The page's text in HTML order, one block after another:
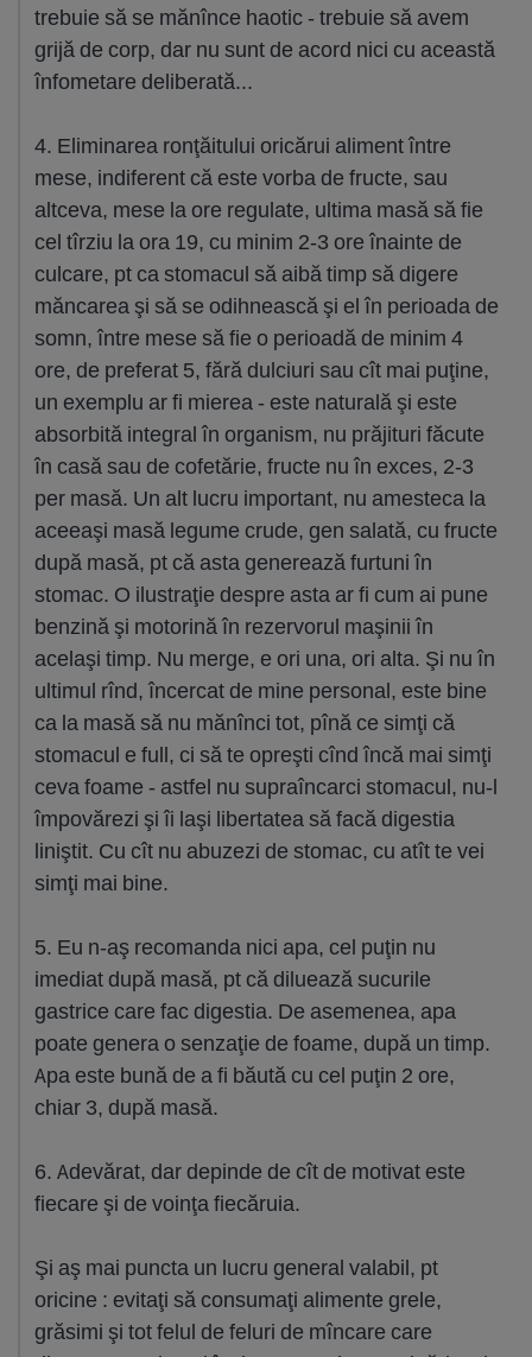
trebuie să se mănînce haotic - trebuie să avem
grijă de corp, dar nu sunt de acord nici cu această
înfometare deliberată...
4. Eliminarea ronţăitului oricărui aliment între
mese, indiferent că este vorba de fructe, sau
altceva, mese la ore regulate, ultima masă să fie
cel tîrziu la ora 19, cu minim 2-3 ore înainte de
culcare, pt ca stomacul să aibă timp să digere
măncarea şi să se odihnească şi el în perioada de
somn, între mese să fie o perioadă de minim 4
ore, de preferat 5, fără dulciuri sau cît mai puţine,
un exemplu ar fi mierea - este naturală şi este
absorbită integral în organism, nu prăjituri făcute
în casă sau de cofetărie, fructe nu în exces, 2-3
per masă. Un alt lucru important, nu amesteca la
aceeaşi masă legume crude, gen salată, cu fructe
după masă, pt că asta generează furtuni în
stomac. O ilustraţie despre asta ar fi cum ai pune
benzină şi motorină în rezervorul maşinii în
acelaşi timp. Nu merge, e ori una, ori alta. Şi nu în
ultimul rînd, încercat de mine personal, este bine
ca la masă să nu mănînci tot, pînă ce simţi că
stomacul e full, ci să te opreşti cînd încă mai simţi
ceva foame - astfel nu supraîncarci stomacul, nu-l
împovărezi şi îi laşi libertatea să facă digestia
liniştit. Cu cît nu abuzezi de stomac, cu atît te vei
simţi mai bine.
5. Eu n-aş recomanda nici apa, cel puţin nu
imediat după masă, pt că diluează sucurile
gastrice care fac digestia. De asemenea, apa
poate genera o senzaţie de foame, după un timp.
Apa este bună de a fi băută cu cel puţin 2 ore,
chiar 3, după masă.
6. Adevărat, dar depinde de cît de motivat este
fiecare şi de voinţa fiecăruia.
Şi aş mai puncta un lucru general valabil, pt
oricine : evitaţi să consumaţi alimente grele,
grăsimi şi tot felul de feluri de mîncare care